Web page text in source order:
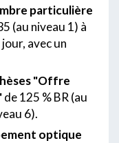
particulière
(au niveau 1) à
avec un
"Offre
de 125 % BR (au
6).
optique